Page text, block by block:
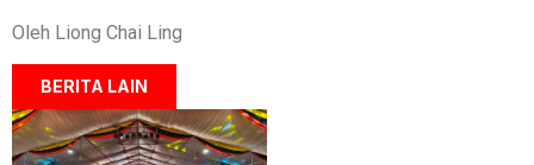
Oleh Liong Chai Ling
BERITA LAIN